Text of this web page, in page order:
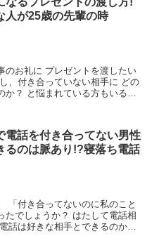
人が25歳の先輩の時
トを渡したい
いるの
電話を付き合ってない男性
るのは脈あり!?寝落ち電話
か？ はたして電話相